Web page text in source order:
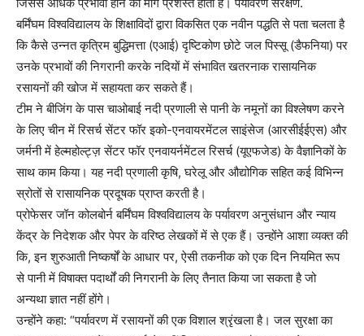
बर्मिंघम विश्वविद्यालय के शिक्षाविदों द्वारा विकसित एक नवीन पद्धति से पता चलता है
कि कैसे उन्नत कृत्रिम बुद्धिमत्ता (एआई) दृष्टिकोण छोटे जल पिस्सू (डैफनिया) पर
उनके प्रभावों की निगरानी करके नदियों में संभावित खतरनाक रासायनिक
रसायनों की खोज में सहायता कर सकते हैं।
टीम ने बीजिंग के पास चाओबाई नदी प्रणाली से पानी के नमूनों का विश्लेषण करने
के लिए चीन में रिसर्च सेंटर फॉर इको-एनवायरमेंटल साइंसेज (आरसीईईएस) और
जर्मनी में हेल्महोल्ट्ज़ सेंटर फॉर एनवायर्नमेंटल रिसर्च (यूएफजेड) के वैज्ञानिकों के
साथ काम किया। यह नदी प्रणाली कृषि, घरेलू और औद्योगिक सहित कई विभिन्न
स्रोतों से रासायनिक प्रदूषक प्राप्त करती है।
प्रोफेसर जॉन कोलबोर्न बर्मिंघम विश्वविद्यालय के पर्यावरण अनुसंधान और न्याय
केंद्र के निदेशक और पेपर के वरिष्ठ लेखकों में से एक हैं। उन्होंने आशा व्यक्त की
कि, इन शुरुआती निष्कर्षों के आधार पर, ऐसी तकनीक को एक दिन नियमित रूप
से पानी में विषाक्त पदार्थों की निगरानी के लिए तैनात किया जा सकता है जो
अन्यथा ज्ञात नहीं होंगे।
उन्होंने कहा: “पर्यावरण में रसायनों की एक विशाल श्रृंखला है। जल सुरक्षा का